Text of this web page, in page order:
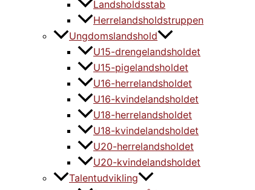
Landsholdsstab
Herrelandsholdstruppen
Ungdomslandshold
U15-drengelandsholdet
U15-pigelandsholdet
U16-herrelandsholdet
U16-kvindelandsholdet
U18-herrelandsholdet
U18-kvindelandsholdet
U20-herrelandsholdet
U20-kvindelandsholdet
Talentudvikling